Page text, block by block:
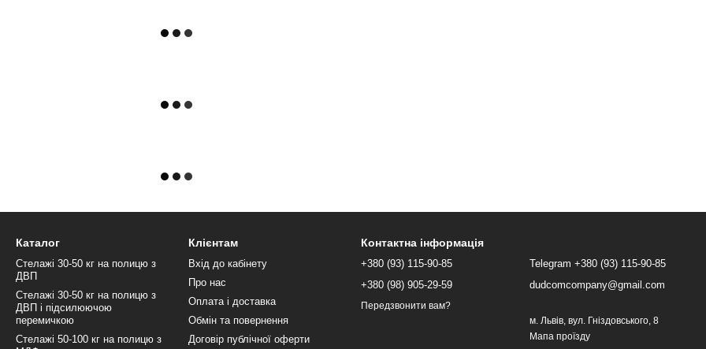
Каталог
Стелажі 30-50 кг на полицю з
ДВП
Стелажі 30-50 кг на полицю з
ДВП і підсилюючою
перемичкою
Стелажі 50-100 кг на полицю з
Клієнтам
Вхід до кабінету
Про нас
Оплата і доставка
Обмін та повернення
Договір публічної оферти
Контактна інформація
+380 (93) 115-90-85
+380 (98) 905-29-59
Передзвонити вам?
Telegram +380 (93) 115-90-85
dudcomcompany@gmail.com
м. Львів, вул. Гніздовського, 8
Мапа проїзду